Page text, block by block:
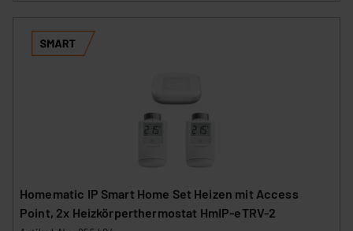
Homematic IP Smart Home Set Heizen mit Access
Point, 2x Heizkörperthermostat HmIP-eTRV-2